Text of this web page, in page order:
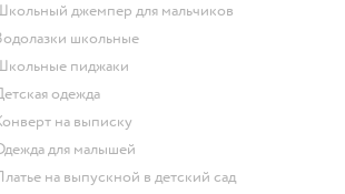
Школьный джемпер для мальчиков
Водолазки школьные
Школьные пиджаки
Детская одежда
Конверт на выписку
Одежда для малышей
Платье на выпускной в детский сад